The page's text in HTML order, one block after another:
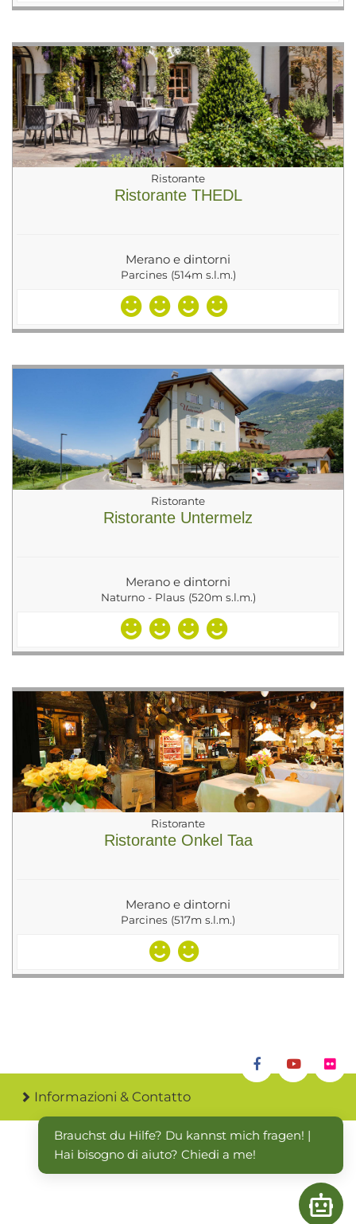
Ristorante
Ristorante THEDL
Merano e dintorni
Parcines (514m s.l.m.)
Ristorante
Ristorante Untermelz
Merano e dintorni
Naturno - Plaus (520m s.l.m.)
Ristorante
Ristorante Onkel Taa
Merano e dintorni
Parcines (517m s.l.m.)
Informazioni & Contatto
Open
Brauchst du Hilfe? Du kannst mich fragen! |
Hai bisogno di aiuto? Chiedi a me!